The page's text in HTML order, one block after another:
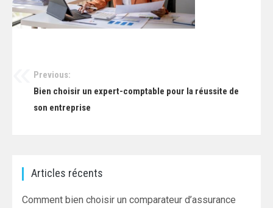
Navigation
Previous:
Bien choisir un expert-comptable pour la réussite de
son entreprise
Articles récents
Comment bien choisir un comparateur d’assurance